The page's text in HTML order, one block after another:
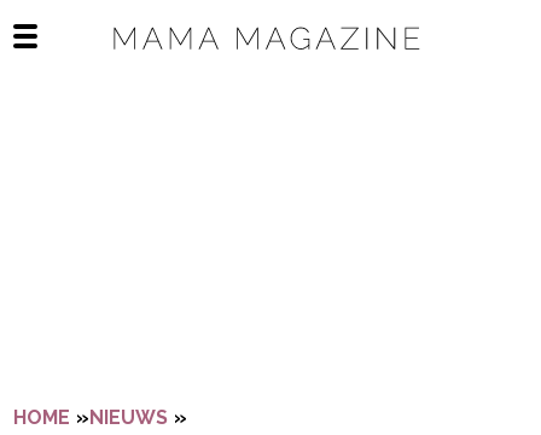
Open het mobiele menu
HOME »NIEUWS »